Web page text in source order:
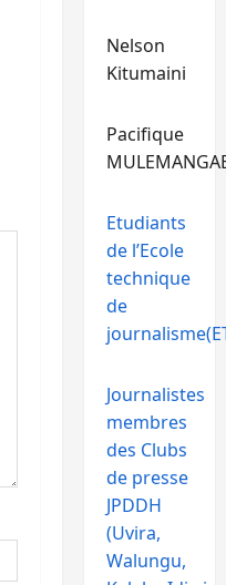
Nelson
Kitumaini
Pacifique
Etudiants
de l’Ecole
technique
de
Journalistes
membres
des Clubs
de presse
JPDDH
(Uvira,
Walungu,